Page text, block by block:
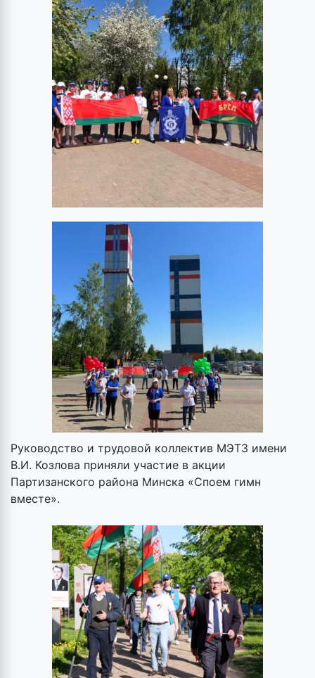
Руководство и трудовой коллектив МЭТЗ имени
В.И. Козлова приняли участие в акции
Партизанского района Минска «Споем гимн
вместе».